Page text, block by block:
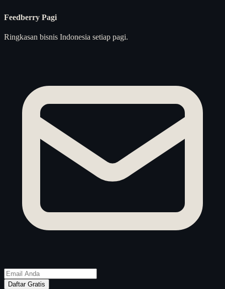
Feedberry Pagi
Ringkasan bisnis Indonesia setiap pagi.
Daftar Gratis